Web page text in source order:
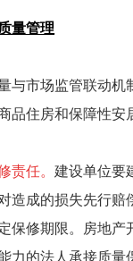
量管理
与市场监管联动
品住房和保障性安
责任。 建设单位要
造成的损失先行
保修期限。房地
力的法人承接质